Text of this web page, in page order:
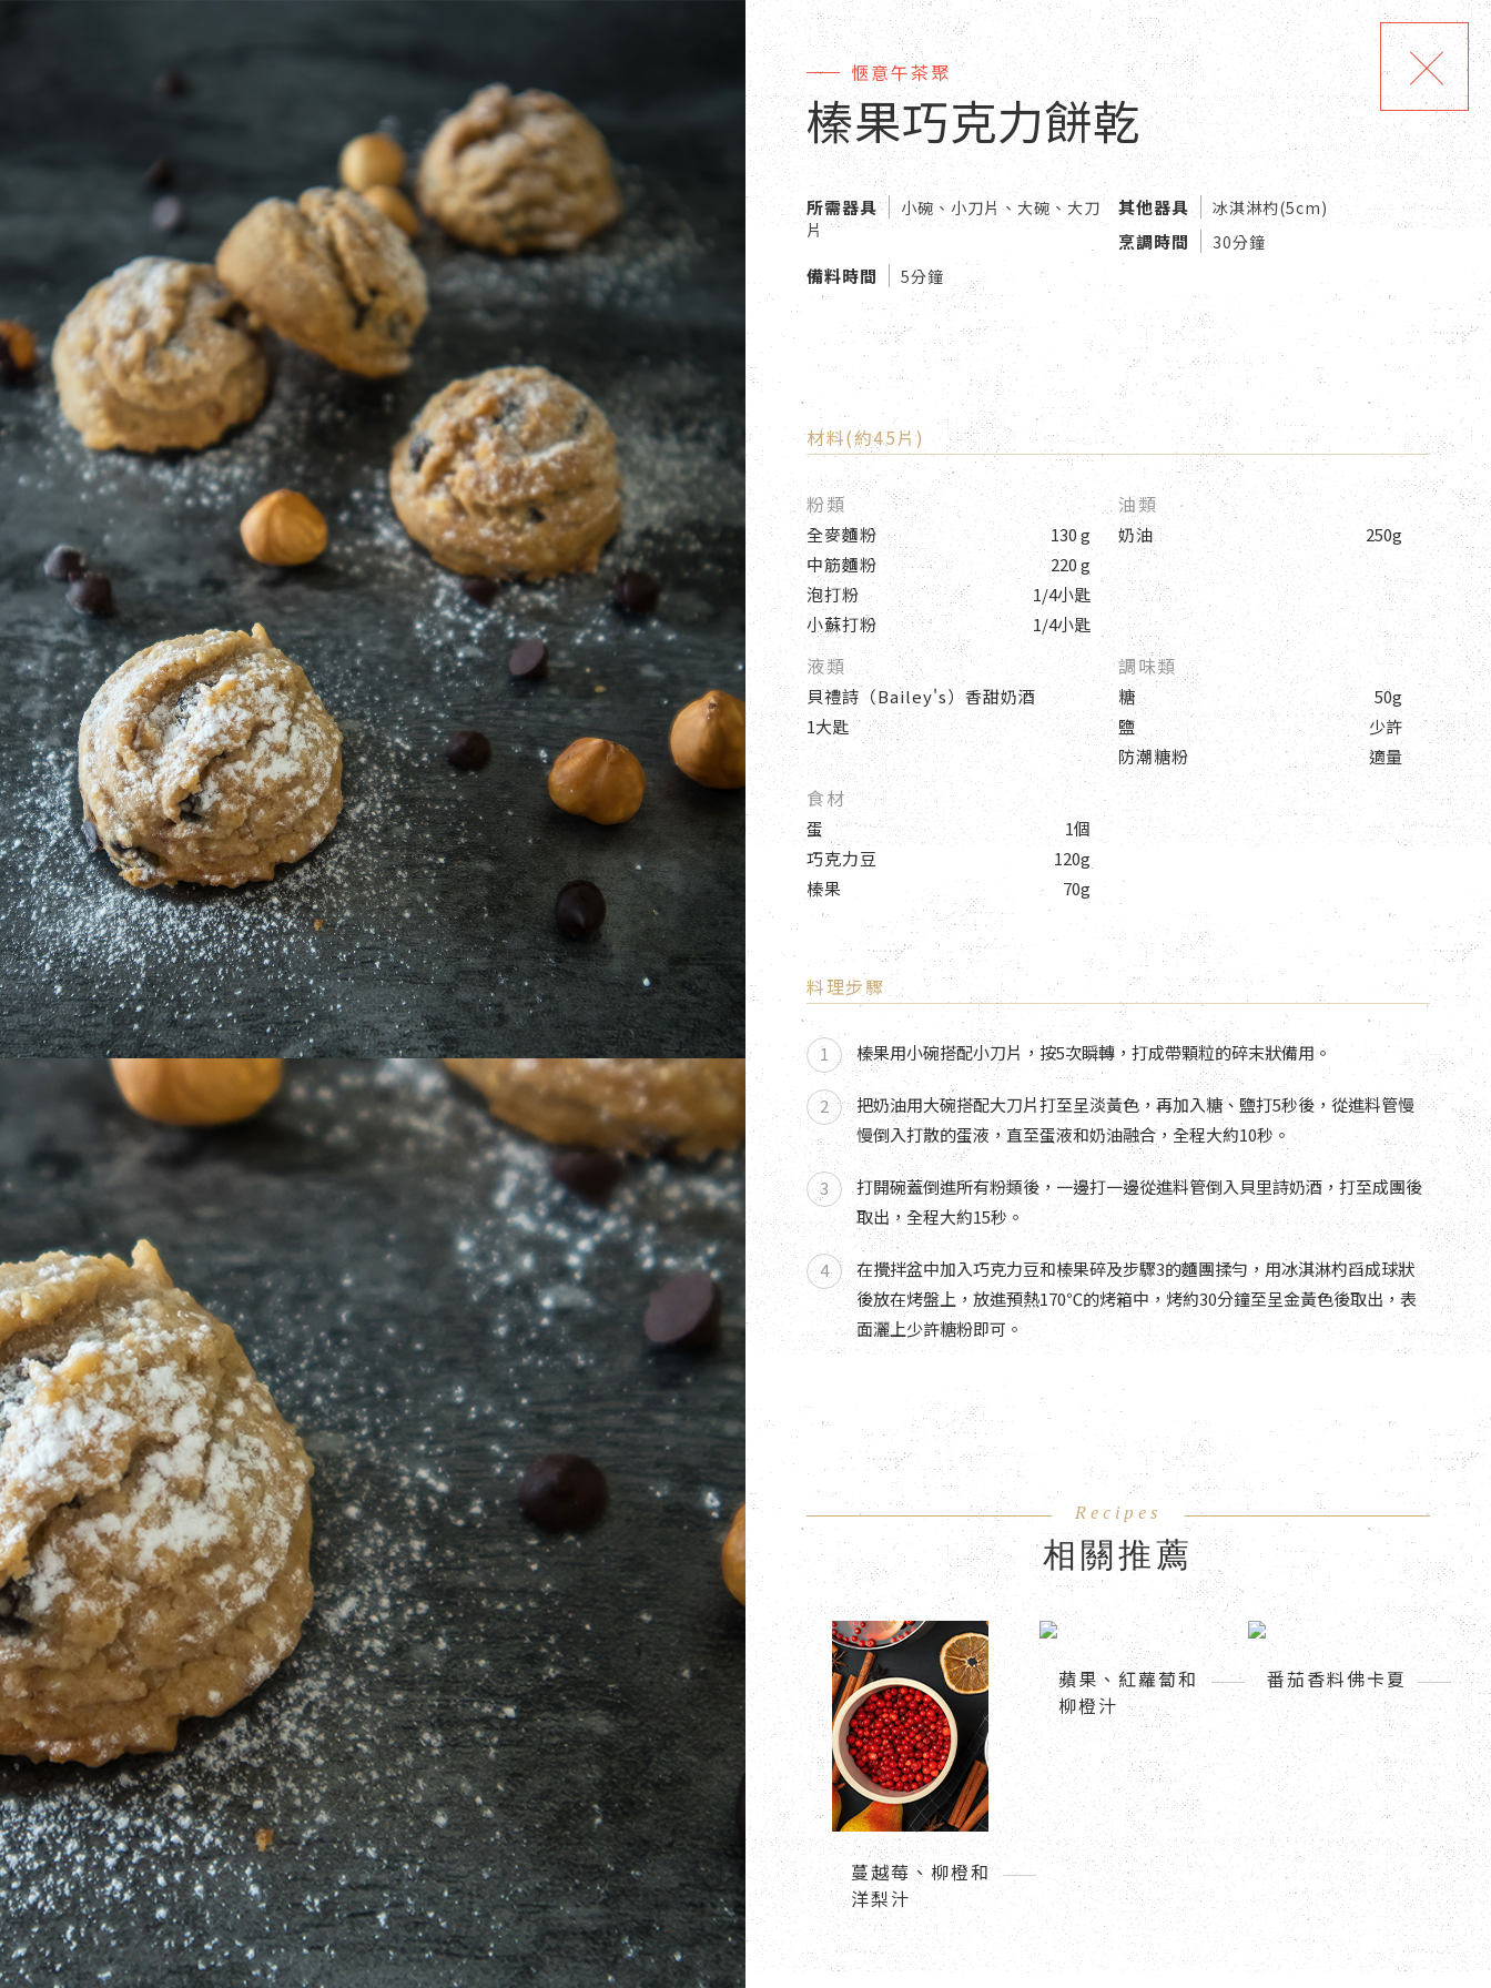
愜意午茶聚
榛果巧克力餅乾
所需器具
小碗、小刀片、大碗、大刀
片
其他器具 冰淇淋杓(5cm)
烹調時間 30分鐘
備料時間 5分鐘
材料(約45片)
粉類
全麥麵粉
130 g
中筋麵粉
220 g
泡打粉
1/4小匙
小蘇打粉
1/4小匙
油類
奶油 250g
液類
貝禮詩（Bailey's）香甜奶酒
1大匙
調味類
糖
50g
鹽
少許
防潮糖粉
適量
食材
蛋
1個
巧克力豆
120g
榛果
70g
料理步驟
榛果用小碗搭配小刀片，按5次瞬轉，打成帶顆粒的碎末狀備用。
把奶油用大碗搭配大刀片打至呈淡黃色，再加入糖、鹽打5秒後，從進料管慢
慢倒入打散的蛋液，直至蛋液和奶油融合，全程大約10秒。
打開碗蓋倒進所有粉類後，一邊打一邊從進料管倒入貝里詩奶酒，打至成團後
取出，全程大約15秒。
在攪拌盆中加入巧克力豆和榛果碎及步驟3的麵團揉勻，用冰淇淋杓舀成球狀
後放在烤盤上，放進預熱170℃的烤箱中，烤約30分鐘至呈金黃色後取出，表
面灑上少許糖粉即可。
相關推薦
蔓越莓、柳橙和
洋梨汁
蘋果、紅蘿蔔和
柳橙汁
番茄香料佛卡夏